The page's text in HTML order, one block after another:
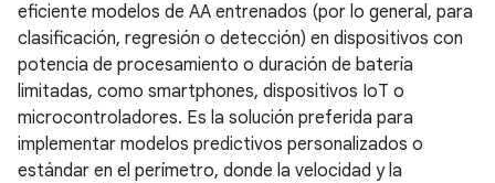
eficiente modelos de AA entrenados (por lo general, para
clasificación, regresión o detección) en dispositivos con
potencia de procesamiento o duración de batería
limitadas, como smartphones, dispositivos IoT o
microcontroladores. Es la solución preferida para
implementar modelos predictivos personalizados o
estándar en el perímetro, donde la velocidad y la